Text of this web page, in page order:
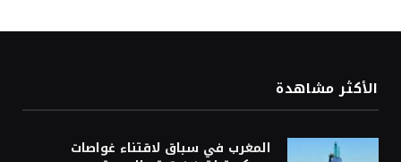
الأكثر مشاهدة
المغرب في سباق لاقتناء غواصات